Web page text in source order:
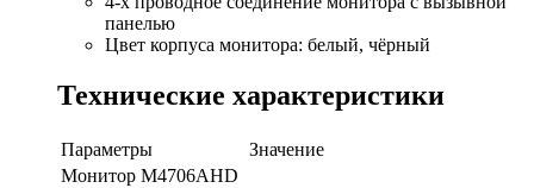
панелью
Цвет корпуса монитора: белый, чёрный
Технические характеристики
Параметры
Значение
Монитор M4706AHD